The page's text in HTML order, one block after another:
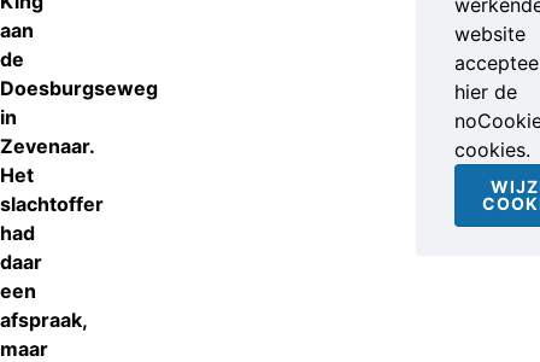
aan
de
Doesburgseweg
in
Zevenaar.
Het
slachtoffer
had
daar
een
afspraak,
maar
website
hier de
cookies.